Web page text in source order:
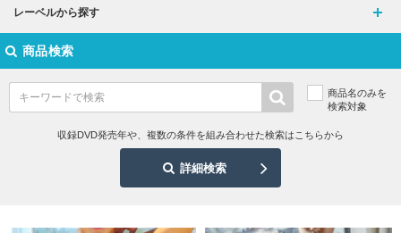
レーベルから探す
商品検索
商品名のみを
検索対象
収録DVD発売年や、複数の条件を組み合わせた検索はこちらから
詳細検索